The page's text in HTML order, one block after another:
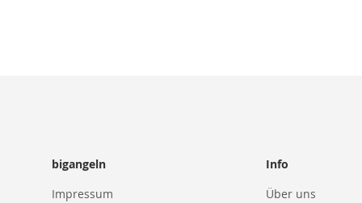
bigangeln
Impressum
Info
Über uns